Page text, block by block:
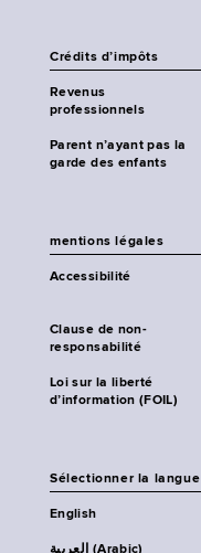
Crédits d’impôts
Revenus
professionnels
Parent n’ayant pas la
garde des enfants
mentions légales
Accessibilité
Clause de non-
responsabilité
Loi sur la liberté
d’information (FOIL)
Sélectionner la langue
English
العربية (Arabic)